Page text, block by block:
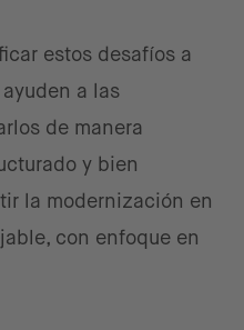
estos desafíos a
a las
de manera
y bien
la modernización en
con enfoque en